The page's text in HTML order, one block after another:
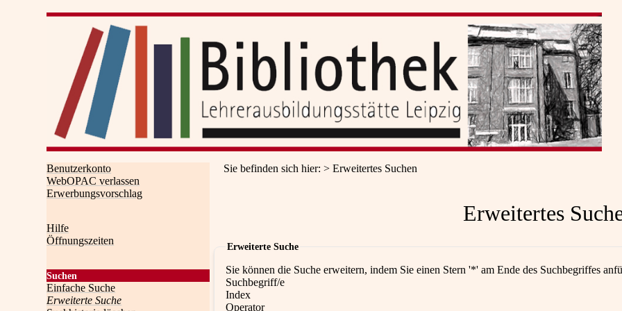
Benutzerkonto
WebOPAC verlassen
Erwerbungsvorschlag
Hilfe
Öffnungszeiten
Suchen
Einfache Suche
Erweiterte Suche
Sie befinden sich hier: Erweitertes Suchen
Erweitertes
Erweiterte Suche
Sie können die Suche erweitern, indem Sie einen Stern '*' am Ende des Suchbegriffes
Suchbegriff/e
Index
Operator